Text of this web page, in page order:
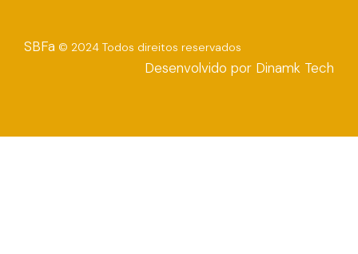
SBFa © 2024 Todos direitos reservados
Desenvolvido por Dinamk Tech